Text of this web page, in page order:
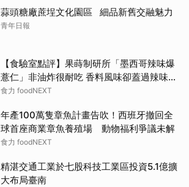
蒜頭糖廠蔗埕文化園區 細品新舊交融魅力
青年日報
【食驗室點評】果蒔制研所「墨西哥辣味爆
薏仁」非油炸很耐吃 香料風味卻蓋過辣味特
色
食力 foodNEXT
年產100萬隻章魚計畫告吹！西班牙撤回全
球首座商業章魚養殖場 動物福利爭議未解
食力 foodNEXT
精湛交通工業於七股科技工業區投資5.1億擴
大布局臺南